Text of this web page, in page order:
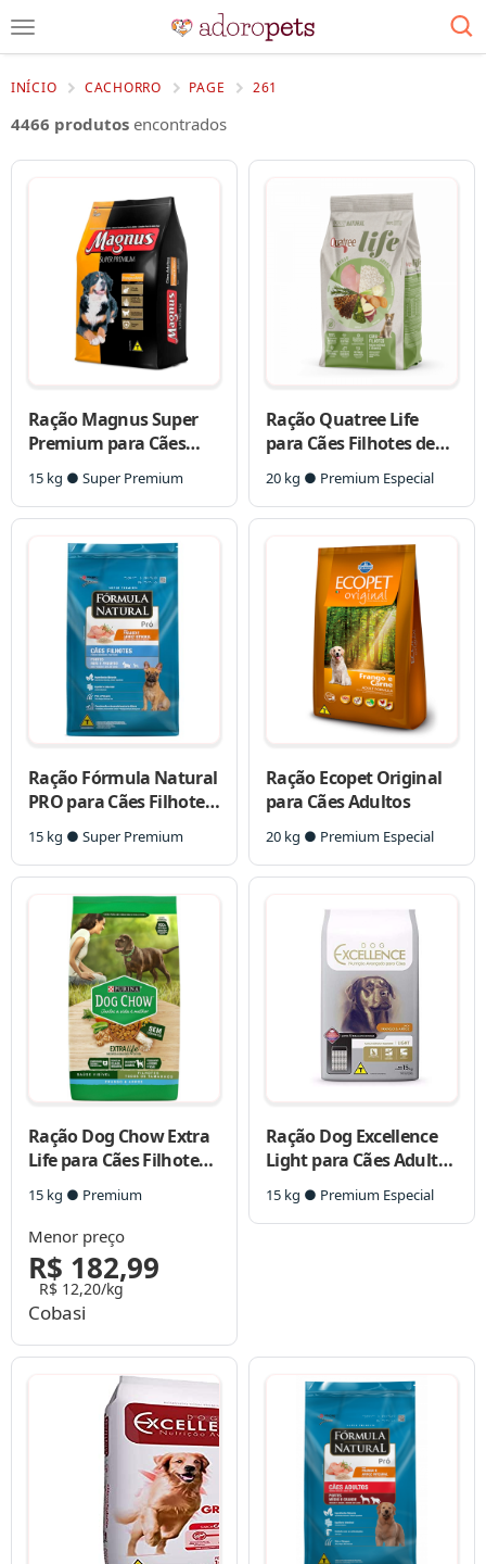
INÍCIO CACHORRO PAGE 261
4466 produtos encontrados
Ração Magnus Super
Premium para Cães
Adultos
15 kg ● Super Premium
Ração Quatree Life
para Cães Filhotes de
Raças Médias e
Grandes
20 kg ● Premium Especial
Ração Fórmula Natural
PRO para Cães Filhotes
de Raças Mini e
Pequenas
15 kg ● Super Premium
Ração Ecopet Original
para Cães Adultos
20 kg ● Premium Especial
Ração Dog Chow Extra
Life para Cães Filhotes
de Todas as Raças
15 kg ● Premium
Menor preço
R$ 182,99
R$ 12,20/kg
Cobasi
Ração Dog Excellence
Light para Cães Adultos
de Raças Médias e
Grandes
15 kg ● Premium Especial